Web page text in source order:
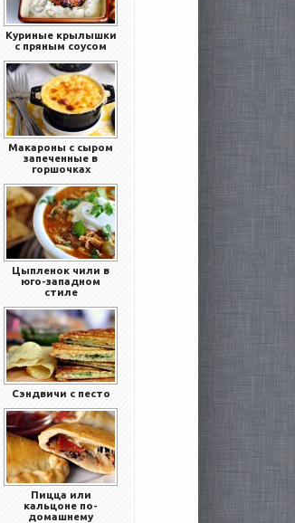
Куриные крылышки
с пряным соусом
Макароны с сыром
запеченные в
горшочках
Цыпленок чили в
юго-западном
стиле
Сэндвичи с песто
Пицца или
кальцоне по-
домашнему